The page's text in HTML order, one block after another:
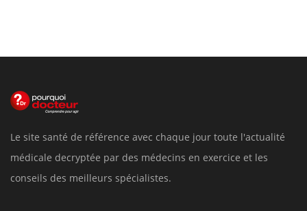
Le site santé de référence avec chaque jour toute l'actualité
médicale decryptée par des médecins en exercice et les
conseils des meilleurs spécialistes.